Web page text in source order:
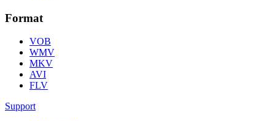
Format
VOB
WMV
MKV
AVI
FLV
Support